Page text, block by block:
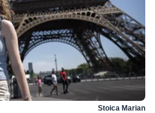
Stoica Marian